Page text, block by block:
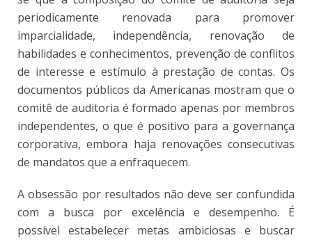
periodicamente renovada para promover
imparcialidade, independência, renovação de
habilidades e conhecimentos, prevenção de conflitos
de interesse e estímulo à prestação de contas. Os
documentos públicos da Americanas mostram que o
comitê de auditoria é formado apenas por membros
independentes, o que é positivo para a governança
corporativa, embora haja renovações consecutivas
de mandatos que a enfraquecem.
A obsessão por resultados não deve ser confundida
com a busca por excelência e desempenho. É
possível estabelecer metas ambiciosas e buscar